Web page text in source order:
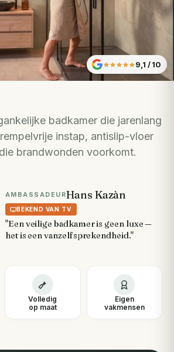
9,1 / 10
badkamer die jarenlang
instap, antislip-vloer
brandwonden voorkomt.
AMBASSADEURHans Kazàn
BEKEND VAN TV
"Een veilige badkamer is geen luxe —
het is een vanzelfsprekendheid."
Volledig
op maat
Eigen
vakmensen